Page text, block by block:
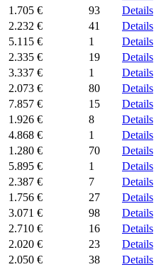
1.705 € 93
Details
2.232 € 41
Details
5.115 € 1
Details
2.335 € 19
Details
3.337 € 1
Details
2.073 € 80
Details
7.857 € 15
Details
1.926 € 8
Details
4.868 € 1
Details
1.280 € 70
Details
5.895 € 1
Details
2.387 € 7
Details
1.756 € 27
Details
3.071 € 98
Details
2.710 € 16
Details
2.020 € 23
Details
2.050 € 38
Details